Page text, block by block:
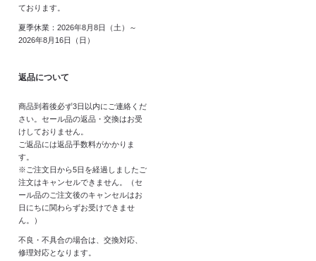
ております。
夏季休業：2026年8月8日（土）～
2026年8月16日（日）
返品について
商品到着後必ず3日以内にご連絡くだ
さい。セール品の返品・交換はお受
けしておりません。
ご返品には返品手数料がかかりま
す。
※ご注文日から5日を経過しましたご
注文はキャンセルできません。（セ
ール品のご注文後のキャンセルはお
日にちに関わらずお受けできませ
ん。）
不良・不具合の場合は、交換対応、
修理対応となります。